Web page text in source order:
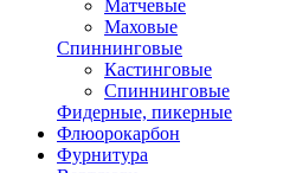
Матчевые
Маховые
Спиннинговые
Кастинговые
Спиннинговые
Фидерные, пикерные
Флюорокарбон
Фурнитура